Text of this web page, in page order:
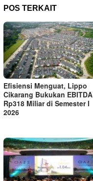
POS TERKAIT
Efisiensi Menguat, Lippo
Cikarang Bukukan EBITDA
Rp318 Miliar di Semester I
2026